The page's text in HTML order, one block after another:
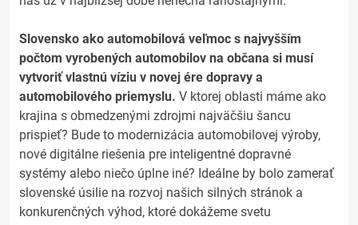
Slovensko ako automobilová veľmoc s najvyšším
počtom vyrobených automobilov na občana si musí
vytvoriť vlastnú víziu v novej ére dopravy a
automobilového priemyslu. V ktorej oblasti máme ako
krajina s obmedzenými zdrojmi najväčšiu šancu
prispieť? Bude to modernizácia automobilovej výroby,
nové digitálne riešenia pre inteligentné dopravné
systémy alebo niečo úplne iné? Ideálne by bolo zamerať
slovenské úsilie na rozvoj našich silných stránok a
konkurenčných výhod, ktoré dokážeme svetu